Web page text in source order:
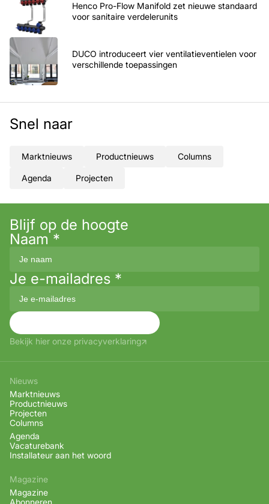
Henco Pro-Flow Manifold zet nieuwe standaard
voor sanitaire verdelerunits
DUCO introduceert vier ventilatieventielen voor
verschillende toepassingen
Snel naar
Marktnieuws Productnieuws Columns
Agenda Projecten
Blijf op de hoogte
Naam *
Je e-mailadres *
Bekijk hier onze privacyverklaring
Nieuws
Marktnieuws
Productnieuws
Projecten
Columns
Agenda
Vacaturebank
Installateur aan het woord
Magazine
Magazine